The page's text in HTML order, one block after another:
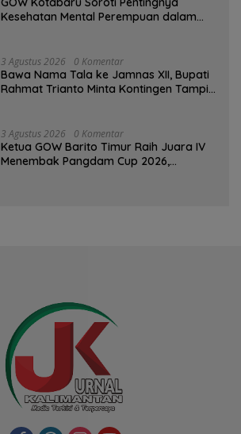
Kesehatan Mental Perempuan dalam
3 Agustus 2026 0 Komentar
Bawa Nama Tala ke Jamnas XII, Bupati
Rahmat Trianto Minta Kontingen Tampil
3 Agustus 2026 0 Komentar
Ketua GOW Barito Timur Raih Juara IV
Menembak Pangdam Cup 2026,